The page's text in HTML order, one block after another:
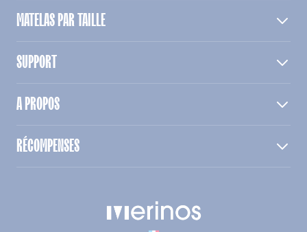
MATELAS PAR TAILLE
SUPPORT
A PROPOS
RÉCOMPENSES